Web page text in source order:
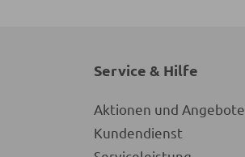
Service & Hilfe
Aktionen und Angebote
Kundendienst